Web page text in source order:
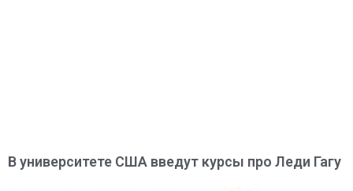
В университете США введут курсы про Леди Гагу